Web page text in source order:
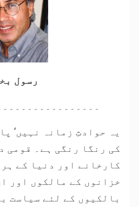
رسول
یہ حوادثِ زمانہ نہیں‘
کی رنگا رنگی ہے۔ قومی
کارخانے اور دنیا کے
خزانوں کے مالکوں اور
بالکیوں کے لئے سیاست